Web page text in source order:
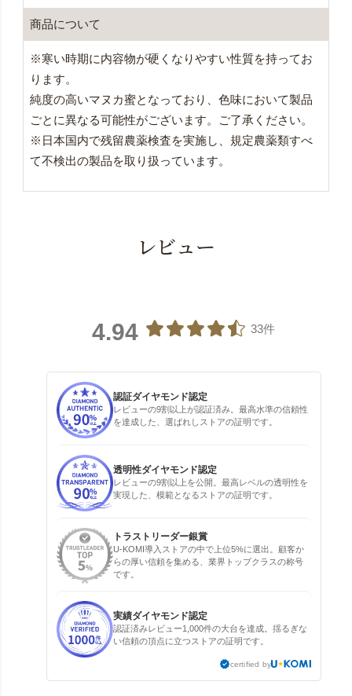
商品について
※寒い時期に内容物が硬くなりやすい性質を持ってお
ります。
純度の高いマヌカ蜜となっており、色味において製品
ごとに異なる可能性がございます。ご了承ください。
※日本国内で残留農薬検査を実施し、規定農薬類すべ
て不検出の製品を取り扱っています。
レビュー
4.94 33件
認証ダイヤモンド認定
レビューの9割以上が認証済み。最高水準の信頼性
を達成した、選ばれしストアの証明です。
透明性ダイヤモンド認定
レビューの9割以上を公開。最高レベルの透明性を
実現した、模範となるストアの証明です。
トラストリーダー銀賞
U-KOMI導入ストアの中で上位5%に選出。顧客か
らの厚い信頼を集める、業界トップクラスの称号
です。
実績ダイヤモンド認定
認証済みレビュー1,000件の大台を達成。揺るぎな
い信頼の頂点に立つストアの証明です。
certified by